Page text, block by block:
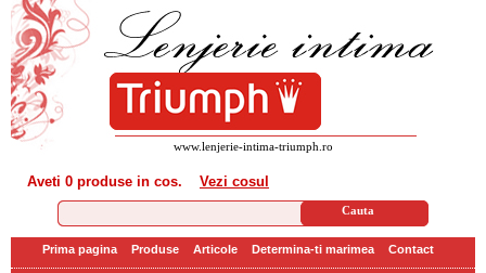
www.lenjerie-intima-triumph.ro
Aveti 0 produse in cos. Vezi cosul
Prima pagina Produse Articole Determina-ti marimea Contact